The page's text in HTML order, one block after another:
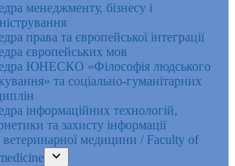
менеджменту, бізнесу і
права та європейської інтеграції
європейських мов
ЮНЕСКО «Філософія людського
та соціально-гуманітарних
інформаційних технологій,
та захисту інформації
ветеринарної медицини / Faculty of